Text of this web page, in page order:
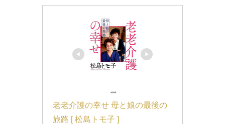
老老介護の幸せ 母と娘の最後の
旅路 [ 松島トモ子 ]